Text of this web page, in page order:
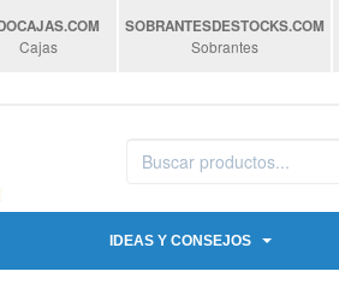
.COM
Cajas
SOBRANTESDESTOCKS.COM
Sobrantes
IDEAS Y CONSEJOS